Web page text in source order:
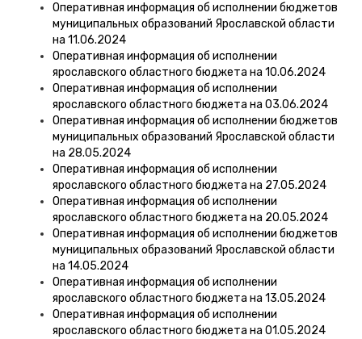
Оперативная информация об исполнении бюджетов
муниципальных образований Ярославской области
на 11.06.2024
Оперативная информация об исполнении
ярославского областного бюджета на 10.06.2024
Оперативная информация об исполнении
ярославского областного бюджета на 03.06.2024
Оперативная информация об исполнении бюджетов
муниципальных образований Ярославской области
на 28.05.2024
Оперативная информация об исполнении
ярославского областного бюджета на 27.05.2024
Оперативная информация об исполнении
ярославского областного бюджета на 20.05.2024
Оперативная информация об исполнении бюджетов
муниципальных образований Ярославской области
на 14.05.2024
Оперативная информация об исполнении
ярославского областного бюджета на 13.05.2024
Оперативная информация об исполнении
ярославского областного бюджета на 01.05.2024